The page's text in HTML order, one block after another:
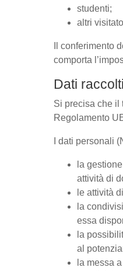
studenti;
altri
Il conferimento
comporta
Dati
Si precisa che il
Regolamento
I dati personali
la
attività di
le attività
la
essa
la
al
la messa